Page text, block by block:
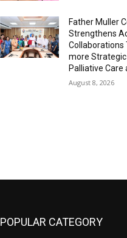
Father Muller
Strengthens
Collaborations
more Strategic
Palliative Care
August 8, 2026
POPULAR CATEGORY